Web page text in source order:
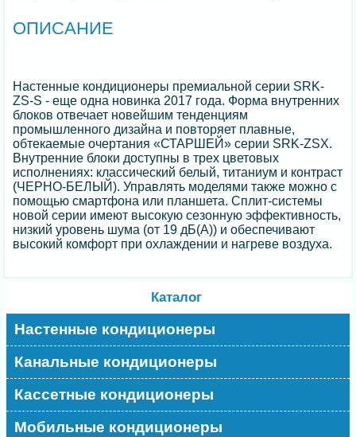
ОПИСАНИЕ
Настенные кондиционеры премиальной серии SRK-
ZS-S - еще одна новинка 2017 года. Форма внутренних
блоков отвечает новейшим тенденциям
промышленного дизайна и повторяет плавные,
обтекаемые очертания «СТАРШЕЙ» серии SRK-ZSX.
Внутренние блоки доступны в трех цветовых
исполнениях: классический белый, титаниум и контраст
(ЧЕРНО-БЕЛЫЙ). Управлять моделями также можно с
помощью смартфона или планшета. Сплит-системы
новой серии имеют высокую сезонную эффективность,
низкий уровень шума (от 19 дБ(А)) и обеспечивают
высокий комфорт при охлаждении и нагреве воздуха.
Каталог
Настенные кондиционеры
Канальные кондиционеры
Кассетные кондиционеры
Мобильные кондиционеры